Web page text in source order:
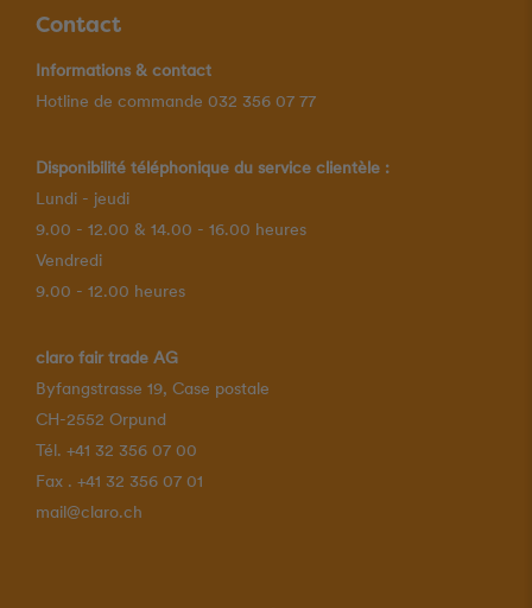
Contact
Informations & contact
Hotline de commande 032 356 07 77
Disponibilité téléphonique du service clientèle :
Lundi - jeudi
9.00 - 12.00 & 14.00 - 16.00 heures
Vendredi
9.00 - 12.00 heures
claro fair trade AG
Byfangstrasse 19, Case postale
CH-2552 Orpund
Tél. +41 32 356 07 00
Fax . +41 32 356 07 01
mail@claro.ch